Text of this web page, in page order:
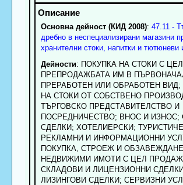
Основна дейност (КИД 2008): 47.11 -
дребно в неспециализирани магазини
хранителни стоки, напитки и тютюневи
Дейности: ПОКУПКА НА СТОКИ С ЦЕЛ
ПРЕПРОДАЖБАТА ИМ В
ПРЕРАБОТЕН ИЛИ ОБРАБОТЕН
НА СТОКИ ОТ СОБСТВЕНО
ТЪРГОВСКО ПРЕДСТАВИТЕЛСТВО И
ПОСРЕДНИЧЕСТВО; ВНОС И ИЗНОС;
СДЕЛКИ; ХОТЕЛИЕРСКИ;
РЕКЛАМНИ И ИНФОРМАЦИОННИ
ПОКУПКА, СТРОЕЖ И
НЕДВИЖИМИ ИМОТИ С ЦЕЛ
СКЛАДОВИ И ЛИЦЕНЗИОННИ
ЛИЗИНГОВИ СДЕЛКИ; СЕРВИЗНИ